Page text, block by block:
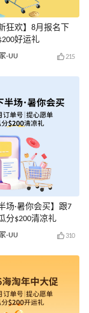
狂欢】8月报名下
好运礼
-UU 215
场·暑你会买】跟7
分$200清凉礼
-UU 310